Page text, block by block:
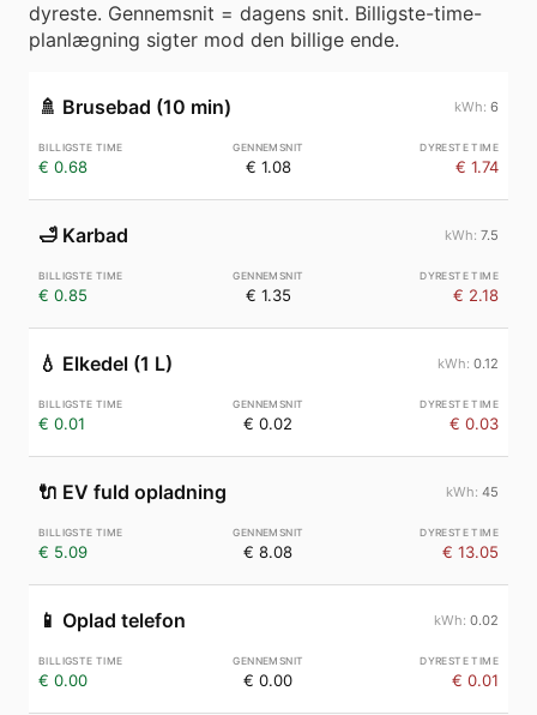
dyreste. Gennemsnit = dagens snit. Billigste-time-
planlægning sigter mod den billige ende.
🚿 Brusebad (10 min) 6
€ 0.68 € 1.08 € 1.74
🛁 Karbad 7.5
€ 0.85 € 1.35 € 2.18
💧 Elkedel (1 L) 0.12
€ 0.01 € 0.02 € 0.03
🔌 EV fuld opladning 45
€ 5.09 € 8.08 € 13.05
📱 Oplad telefon 0.02
€ 0.00 € 0.00 € 0.01